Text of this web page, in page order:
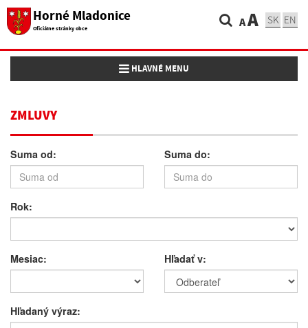
Horné Mladonice
Oficiálne stránky obce AA SK EN
Toggle navigation
HLAVNÉ MENU
ZMLUVY
Suma od: Suma do:
Rok:
Mesiac: Hľadať v:
Hľadaný výraz: